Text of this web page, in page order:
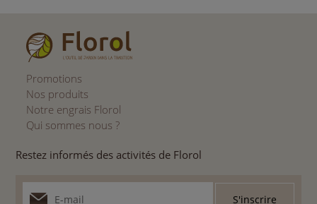
Promotions
Nos produits
Notre engrais Florol
Qui sommes nous ?
Restez informés des activités de Florol